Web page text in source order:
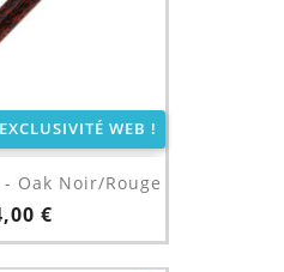
- Oak Noir/Rouge
€
EXCLUSIVITÉ WEB !